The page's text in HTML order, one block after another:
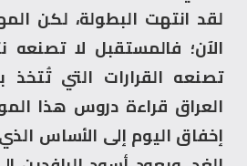
لقد انتهت البطولة، لكن
الآن؛ فالمستقبل لا تصنعه
تصنعه القرارات التي تُتخذ
العراق قراءة دروس هذا
إخفاق اليوم إلى الأساس الذي